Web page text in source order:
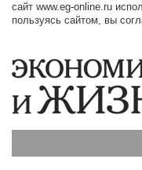
сайт www.eg-online.ru
пользуясь сайтом, вы